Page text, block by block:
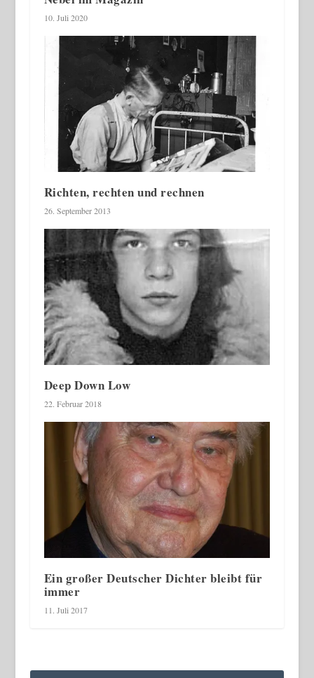
10. Juli 2020
Richten, rechten und rechnen
26. September 2013
Deep Down Low
22. Februar 2018
Ein großer Deutscher Dichter bleibt für
immer
11. Juli 2017